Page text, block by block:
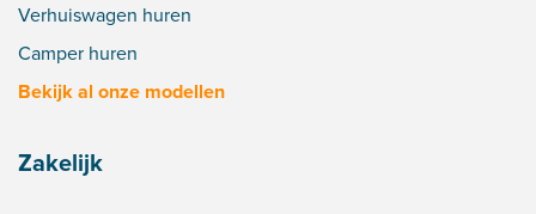
Verhuiswagen huren
Camper huren
Bekijk al onze modellen
Zakelijk